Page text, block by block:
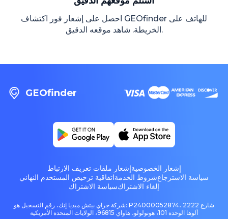
احصل على إشعار فور اكتشاف GEOfinder للهاتف على
الخريطة. شاهد موقعه الدقيق.
GEOfinder
إشعار ملفات تعريف الارتباطإشعار الخصوصية
اتفاقية ترخيص المستخدم النهائيشروط الخدمةسياسة الاسترجاع
سياسة الاشتراكإلغاء الاشتراك
شركة جراي بيتش ميديا إنك، رقم التسجيل هو: P24000052874، 2222 شارع
ألوها الوحدة 101، هونولولو، هاواي 96815، الولايات المتحدة الأمريكية